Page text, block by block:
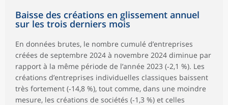
Baisse des créations en glissement annuel
sur les trois derniers mois
En données brutes, le nombre cumulé d’entreprises
créées de septembre 2024 à novembre 2024 diminue par
rapport à la même période de l’année 2023 (‑2,1 %). Les
créations d’entreprises individuelles classiques baissent
très fortement (‑14,8 %), tout comme, dans une moindre
mesure, les créations de sociétés (‑1,3 %) et celles